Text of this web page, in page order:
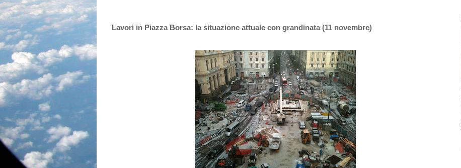
Lavori in Piazza Borsa: la situazione attuale con grandinata (11 novembre)